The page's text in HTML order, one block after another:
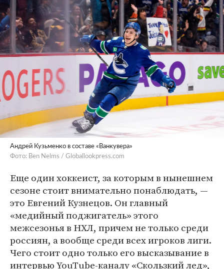
Андрей Кузьменко в составе «Ванкувера»
Фото: Ben Nelms / Globallookpress.com
Еще один хоккеист, за которым в нынешнем
сезоне стоит внимательно понаблюдать, —
это Евгений Кузнецов. Он главный
«медийный поджигатель» этого
межсезонья в НХЛ, причем не только среди
россиян, а вообще среди всех игроков лиги.
Чего стоит одно только его высказывание в
интервью YouTube-каналу «Скользкий лед»,